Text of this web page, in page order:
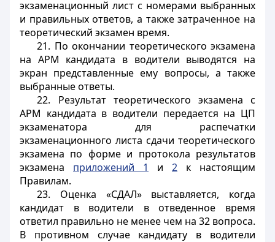
экзаменационный лист с номерами выбранных
и правильных ответов, а также затраченное на
теоретический экзамен время.
21. По окончании теоретического экзамена
на АРМ кандидата в водители выводятся на
экран представленные ему вопросы, а также
выбранные ответы.
22. Результат теоретического экзамена с
АРМ кандидата в водители передается на ЦП
экзаменатора для распечатки
экзаменационного листа сдачи теоретического
экзамена по форме и протокола результатов
экзамена приложений 1 и 2 к настоящим
Правилам.
23. Оценка «СДАЛ» выставляется, когда
кандидат в водители в отведенное время
ответил правильно не менее чем на 32 вопроса.
В противном случае кандидату в водители